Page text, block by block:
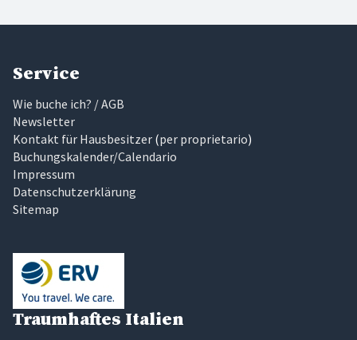
Service
Wie buche ich? / AGB
Newsletter
Kontakt für Hausbesitzer (per proprietario)
Buchungskalender/Calendario
Impressum
Datenschutzerklärung
Sitemap
Traumhaftes Italien